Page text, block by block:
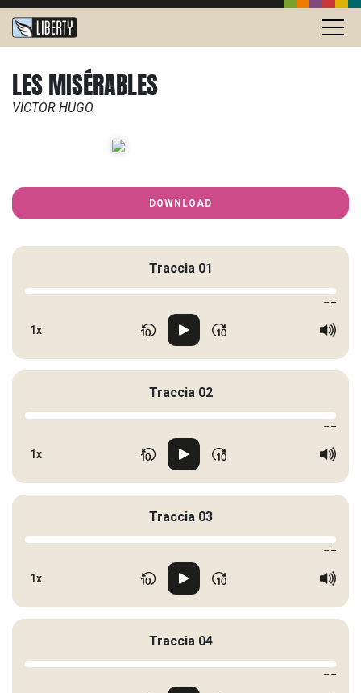
LES MISÉRABLES
VICTOR HUGO
DOWNLOAD
Traccia 01
--:--
1x
Traccia 02
--:--
1x
Traccia 03
--:--
1x
Traccia 04
--:--